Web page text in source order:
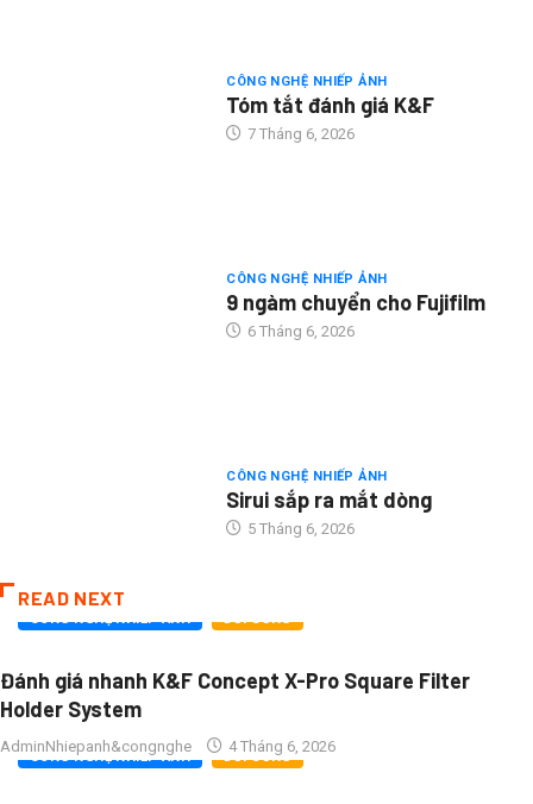
CÔNG NGHỆ NHIẾP ẢNH
Tóm tắt đánh giá K&F
7 Tháng 6, 2026
CÔNG NGHỆ NHIẾP ẢNH
9 ngàm chuyển cho Fujifilm
6 Tháng 6, 2026
CÔNG NGHỆ NHIẾP ẢNH
Sirui sắp ra mắt dòng
5 Tháng 6, 2026
READ NEXT
CÔNG NGHỆ NHIẾP ẢNH ĐỜI SỐNG
Đánh giá nhanh K&F Concept X-Pro Square Filter
Holder System
AdminNhiepanh&congnghe 4 Tháng 6, 2026
CÔNG NGHỆ NHIẾP ẢNH ĐỜI SỐNG